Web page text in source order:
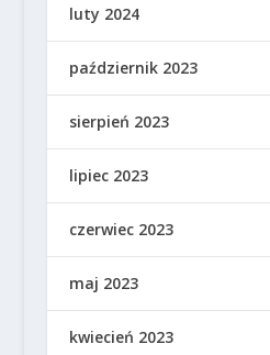
luty 2024
październik 2023
sierpień 2023
lipiec 2023
czerwiec 2023
maj 2023
kwiecień 2023